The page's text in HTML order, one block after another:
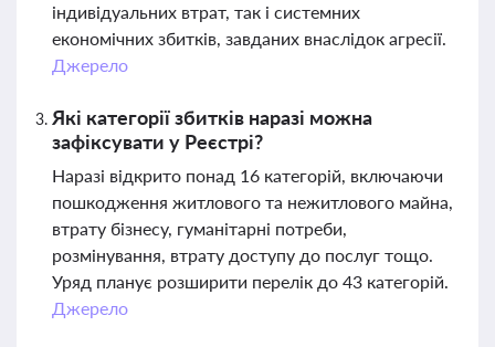
індивідуальних втрат, так і системних
економічних збитків, завданих внаслідок агресії.
Джерело
Які категорії збитків наразі можна
зафіксувати у Реєстрі?
Наразі відкрито понад 16 категорій, включаючи
пошкодження житлового та нежитлового майна,
втрату бізнесу, гуманітарні потреби,
розмінування, втрату доступу до послуг тощо.
Уряд планує розширити перелік до 43 категорій.
Джерело